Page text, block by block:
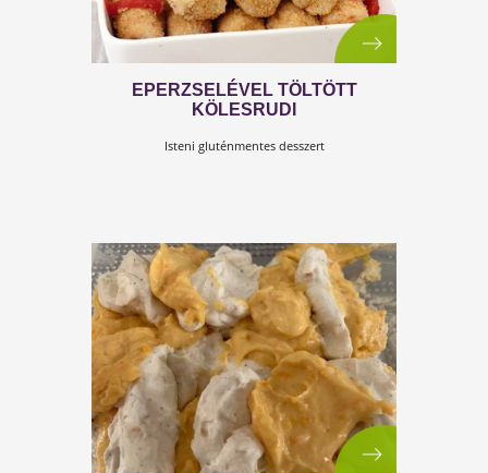
EPERZSELÉVEL TÖLTÖTT
KÖLESRUDI